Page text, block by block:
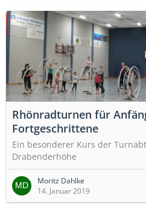
Rhönradturnen für
Fortgeschrittene
Ein besonderer Kurs der
Drabenderhöhe
Moritz Dahlke
14. Januar 2019